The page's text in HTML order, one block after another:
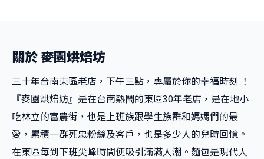
關於 麥園烘焙坊
三十年台南東區老店，下午三點，專屬於你的幸福時刻 ！
『麥園烘焙妨』是在台南熱鬧的東區30年老店，是在地小
吃林立的富農街，也是上班族跟學生族群和媽媽們的最
愛，累積一群死忠粉絲及客戶，也是多少人的兒時回憶。
在東區每到下班尖峰時間便吸引滿滿人潮。麵包是現代人